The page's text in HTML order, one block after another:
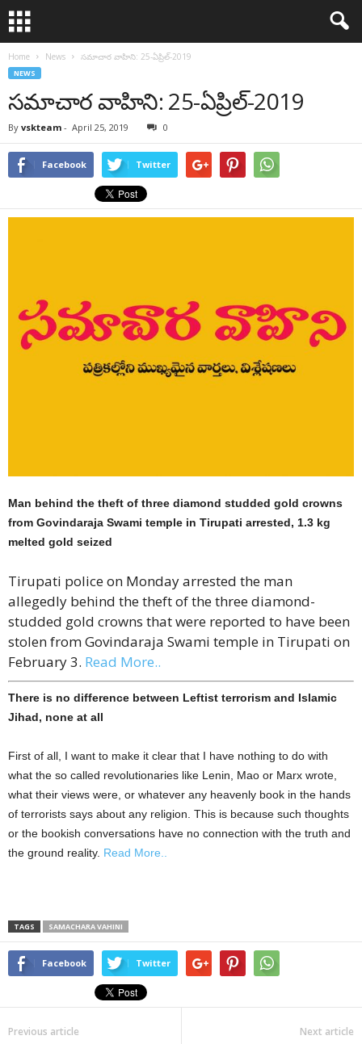
Home News సమాచార వాహిని: 25-ఏప్రిల్-2019
NEWS
సమాచార వాహిని: 25-ఏప్రిల్-2019
By vskteam - April 25, 2019 0
Facebook Twitter
Man behind the theft of three diamond studded gold crowns
from Govindaraja Swami temple in Tirupati arrested, 1.3 kg
melted gold seized
Tirupati police on Monday arrested the man
allegedly behind the theft of the three diamond-
studded gold crowns that were reported to have been
stolen from Govindaraja Swami temple in Tirupati on
February 3. Read More..
There is no difference between Leftist terrorism and Islamic
Jihad, none at all
First of all, I want to make it clear that I have nothing to do with
what the so called revolutionaries like Lenin, Mao or Marx wrote,
what their views were, or whatever any heavenly book in the hands
of terrorists says about any religion. This is because such thoughts
or the bookish conversations have no connection with the truth and
the ground reality. Read More..
TAGS SAMACHARA VAHINI
Facebook Twitter
Previous article Next article